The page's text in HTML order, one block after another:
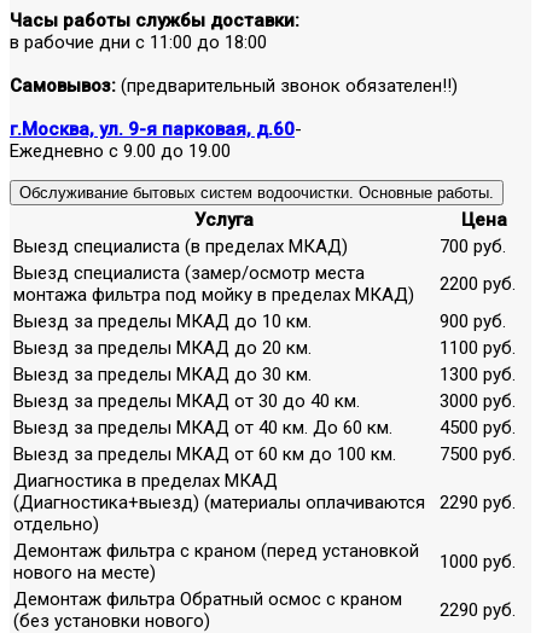
Часы работы службы доставки:
в рабочие дни с 11:00 до 18:00
Самовывоз: (предварительный звонок обязателен!!)
г.Москва, ул. 9-я парковая, д.60-
Ежедневно с 9.00 до 19.00
Обслуживание бытовых систем водоочистки. Основные работы.
Услуга
Цена
Выезд специалиста (в пределах МКАД)
700 руб.
Выезд специалиста (замер/осмотр места
монтажа фильтра под мойку в пределах МКАД)
2200 руб.
Выезд за пределы МКАД до 10 км.
900 руб.
Выезд за пределы МКАД до 20 км.
1100 руб.
Выезд за пределы МКАД до 30 км.
1300 руб.
Выезд за пределы МКАД от 30 до 40 км.
3000 руб.
Выезд за пределы МКАД от 40 км. До 60 км.
4500 руб.
Выезд за пределы МКАД от 60 км до 100 км.
7500 руб.
Диагностика в пределах МКАД
(Диагностика+выезд) (материалы оплачиваются
отдельно)
2290 руб.
Демонтаж фильтра с краном (перед установкой
нового на месте)
1000 руб.
Демонтаж фильтра Обратный осмос с краном
(без установки нового)
2290 руб.